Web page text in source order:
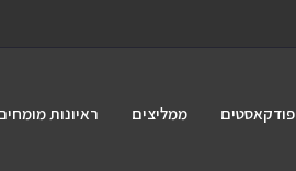
פודקאסטים ממליצים ראיונות